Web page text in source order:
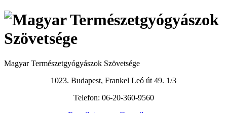
Magyar Természetgyógyászok Szövetsége
1023. Budapest, Frankel Leó út 49. 1/3
Telefon: 06-20-360-9560